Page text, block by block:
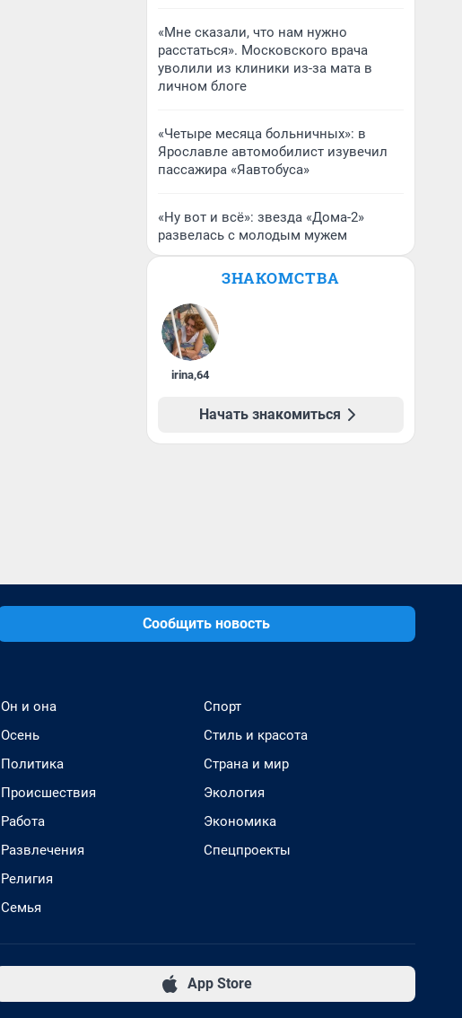
«Мне сказали, что нам нужно
расстаться». Московского врача
уволили из клиники из-за мата в
личном блоге
«Четыре месяца больничных»: в
Ярославле автомобилист изувечил
пассажира «Яавтобуса»
«Ну вот и всё»: звезда «Дома-2»
развелась с молодым мужем
ЗНАКОМСТВА
irina,64
Начать знакомиться
Сообщить новость
Он и она
Осень
Политика
Происшествия
Работа
Развлечения
Религия
Семья
Спорт
Стиль и красота
Страна и мир
Экология
Экономика
Спецпроекты
App Store